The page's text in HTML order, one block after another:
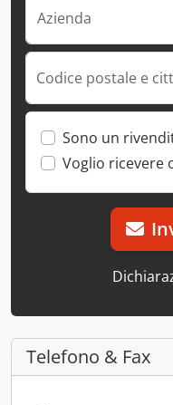
Azienda
Codice postale e
Sono un
Voglio ricevere
Telefono & Fax